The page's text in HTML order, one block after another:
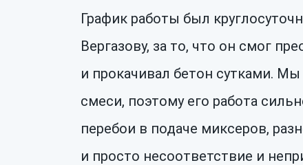
График работы был
Вергазову, за то, что он смог
и прокачивал бетон сутками.
смеси, поэтому его работа
перебои в подаче миксеров,
и просто несоответствие и